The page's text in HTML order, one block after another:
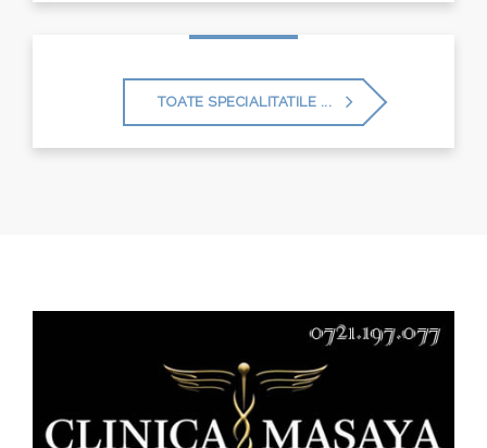
TOATE SPECIALITATILE ...